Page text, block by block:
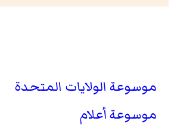
موسوعة الولايات المتحدة
موسوعة أعلام